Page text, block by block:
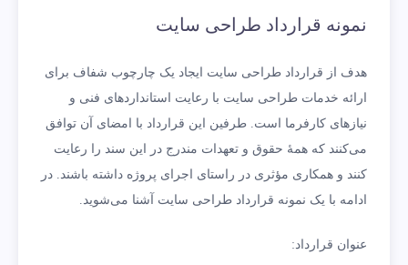
نمونه قرارداد طراحی سایت
هدف از قرارداد طراحی سایت ایجاد یک چارچوب شفاف برای
ارائه خدمات طراحی سایت با رعایت استانداردهای فنی و
نیازهای کارفرما است. طرفین این قرارداد با امضای آن توافق
می‌کنند که همۀ حقوق و تعهدات مندرج در این سند را رعایت
کنند و همکاری مؤثری در راستای اجرای پروژه داشته باشند. در
ادامه با یک نمونه قرارداد طراحی سایت آشنا می‌شوید.
عنوان قرارداد: